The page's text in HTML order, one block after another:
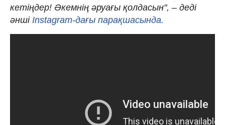
кетіңдер! Әкемнің әруағы қолдасын", – деді
әнші Instagram-дағы парақшасында.